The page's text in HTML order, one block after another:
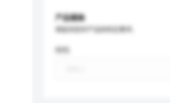
产品规格